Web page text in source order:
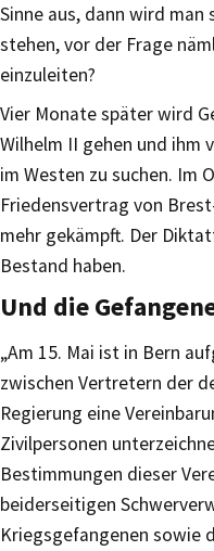
Sinne aus, dann wird
stehen, vor der Frage
einzuleiten?
Vier Monate später wird
Wilhelm II gehen und ihm
im Westen zu suchen. Im
Friedensvertrag von
mehr gekämpft. Der
Bestand haben.
Und die
„Am 15. Mai ist in Bern
zwischen Vertretern der
Regierung eine
Zivilpersonen
Bestimmungen dieser
beiderseitigen
Kriegsgefangenen sowie